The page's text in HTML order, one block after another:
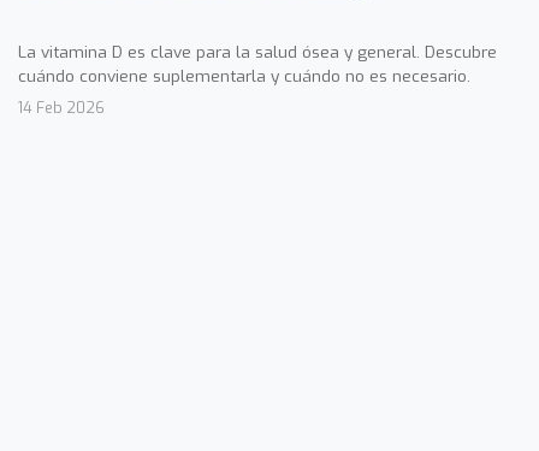
La vitamina D es clave para la salud ósea y general. Descubre
cuándo conviene suplementarla y cuándo no es necesario.
14 Feb 2026